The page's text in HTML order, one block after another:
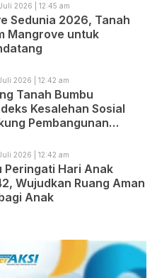
2026 | 12:45 am
Sedunia 2026, Tanah
Mangrove untuk
2026 | 12:42 am
Tanah Bumbu
Kesalehan Sosial
Pembangunan
2026 | 12:42 am
Peringati Hari Anak
Wujudkan Ruang Aman
Anak